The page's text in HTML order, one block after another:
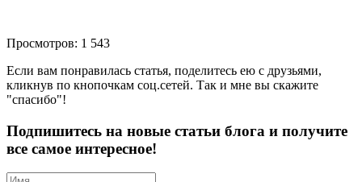
Просмотров: 1 543
Если вам понравилась статья, поделитесь ею с друзьями,
кликнув по кнопочкам соц.сетей. Так и мне вы скажите
"спасибо"!
Подпишитесь на новые статьи блога и получите
все самое интересное!